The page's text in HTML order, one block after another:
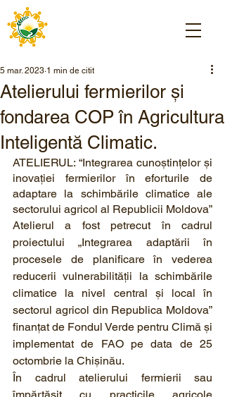
Atelierului fermierilor şi
fondarea COP în Agricultura
Inteligentă Climatic.
5 mar. 2023 1 min de citit
ATELIERUL: “Integrarea cunoștințelor și
inovației fermierilor în eforturile de
adaptare la schimbările climatice ale
sectorului agricol al Republicii Moldova”
Atelierul a fost petrecut în cadrul
proiectului „Integrarea adaptării în
procesele de planificare în vederea
reducerii vulnerabilității la schimbările
climatice la nivel central şi local în
sectorul agricol din Republica Moldova”
finanțat de Fondul Verde pentru Climă și
implementat de FAO pe data de 25
octombrie la Chișinău.
În cadrul atelierului fermierii sau